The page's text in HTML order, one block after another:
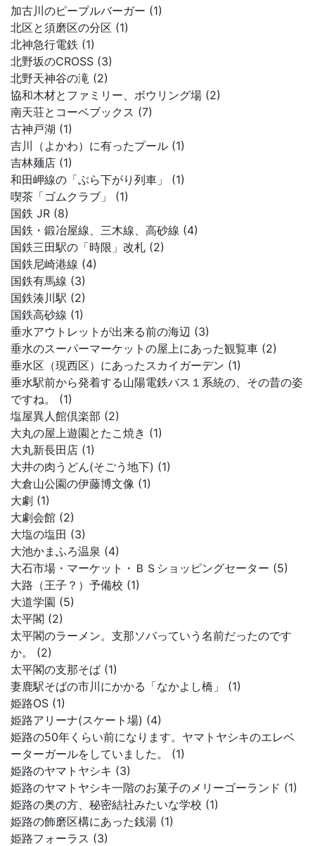
加古川のピープルバーガー (1)
北区と須磨区の分区 (1)
北神急行電鉄 (1)
北野坂のCROSS (3)
北野天神谷の滝 (2)
協和木材とファミリー、ボウリング場 (2)
南天荘とコーベブックス (7)
古神戸湖 (1)
吉川（よかわ）に有ったプール (1)
吉林麺店 (1)
和田岬線の「ぶら下がり列車」 (1)
喫茶「ゴムクラブ」 (1)
国鉄 JR (8)
国鉄・鍛冶屋線、三木線、高砂線 (4)
国鉄三田駅の「時限」改札 (2)
国鉄尼崎港線 (4)
国鉄有馬線 (3)
国鉄湊川駅 (2)
国鉄高砂線 (1)
垂水アウトレットが出来る前の海辺 (3)
垂水のスーパーマーケットの屋上にあった観覧車 (2)
垂水区（現西区）にあったスカイガーデン (1)
垂水駅前から発着する山陽電鉄バス１系統の、その昔の姿
ですね。 (1)
塩屋異人館倶楽部 (2)
大丸の屋上遊園とたこ焼き (1)
大丸新長田店 (1)
大井の肉うどん(そごう地下) (1)
大倉山公園の伊藤博文像 (1)
大劇 (1)
大劇会館 (2)
大塩の塩田 (3)
大池かまふろ温泉 (4)
大石市場・マーケット・ＢＳショッピングセーター (5)
大路（王子？）予備校 (1)
大道学園 (5)
太平閣 (2)
太平閣のラーメン。支那ソバっていう名前だったのです
か。 (2)
太平閣の支那そば (1)
妻鹿駅そばの市川にかかる「なかよし橋」 (1)
姫路OS (1)
姫路アリーナ(スケート場) (4)
姫路の50年くらい前になります。ヤマトヤシキのエレベ
ーターガールをしていました。 (1)
姫路のヤマトヤシキ (3)
姫路のヤマトヤシキ一階のお菓子のメリーゴーランド (1)
姫路の奥の方、秘密結社みたいな学校 (1)
姫路の飾磨区構にあった銭湯 (1)
姫路フォーラス (3)